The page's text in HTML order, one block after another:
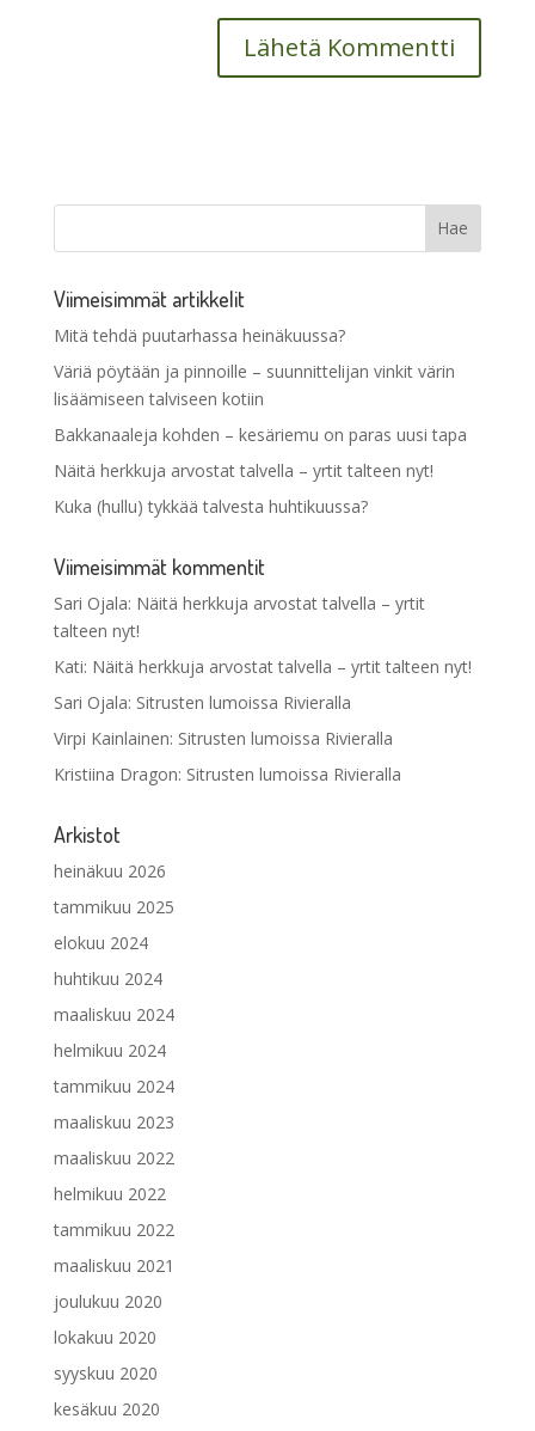
Viimeisimmät artikkelit
Mitä tehdä puutarhassa heinäkuussa?
Väriä pöytään ja pinnoille – suunnittelijan vinkit värin
lisäämiseen talviseen kotiin
Bakkanaaleja kohden – kesäriemu on paras uusi tapa
Näitä herkkuja arvostat talvella – yrtit talteen nyt!
Kuka (hullu) tykkää talvesta huhtikuussa?
Viimeisimmät kommentit
Sari Ojala: Näitä herkkuja arvostat talvella – yrtit
talteen nyt!
Kati: Näitä herkkuja arvostat talvella – yrtit talteen nyt!
Sari Ojala: Sitrusten lumoissa Rivieralla
Virpi Kainlainen: Sitrusten lumoissa Rivieralla
Kristiina Dragon: Sitrusten lumoissa Rivieralla
Arkistot
heinäkuu 2026
tammikuu 2025
elokuu 2024
huhtikuu 2024
maaliskuu 2024
helmikuu 2024
tammikuu 2024
maaliskuu 2023
maaliskuu 2022
helmikuu 2022
tammikuu 2022
maaliskuu 2021
joulukuu 2020
lokakuu 2020
syyskuu 2020
kesäkuu 2020